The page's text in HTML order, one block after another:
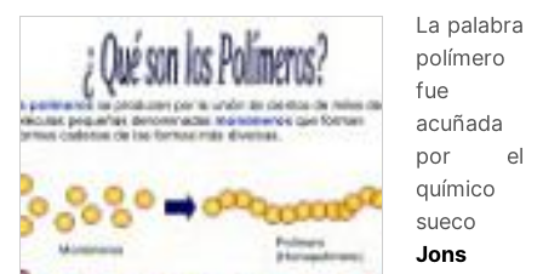
La palabra
polímero
fue
acuñada
por el
químico
sueco
Jons